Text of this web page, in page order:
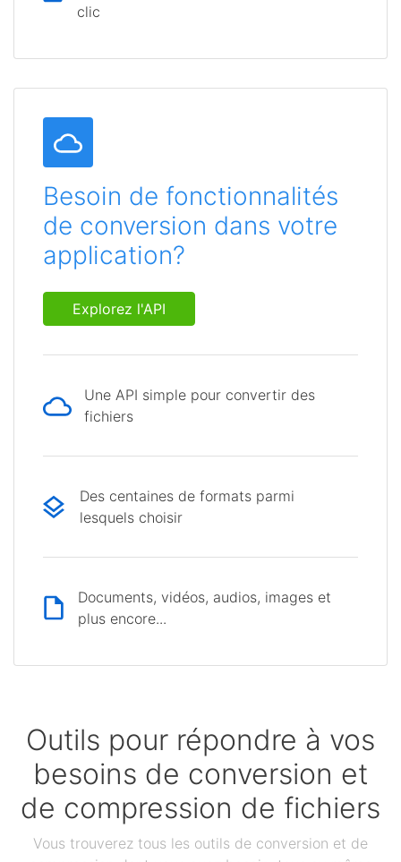
clic
Besoin de fonctionnalités
de conversion dans votre
application?
Explorez l'API
Une API simple pour convertir des
fichiers
Des centaines de formats parmi
lesquels choisir
Documents, vidéos, audios, images et
plus encore...
Outils pour répondre à vos
besoins de conversion et
de compression de fichiers
Vous trouverez tous les outils de conversion et de